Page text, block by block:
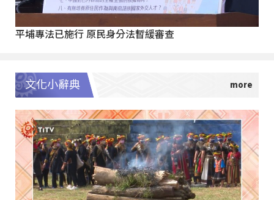
平埔專法已施行 原民身分法暫緩審查
文化小辭典